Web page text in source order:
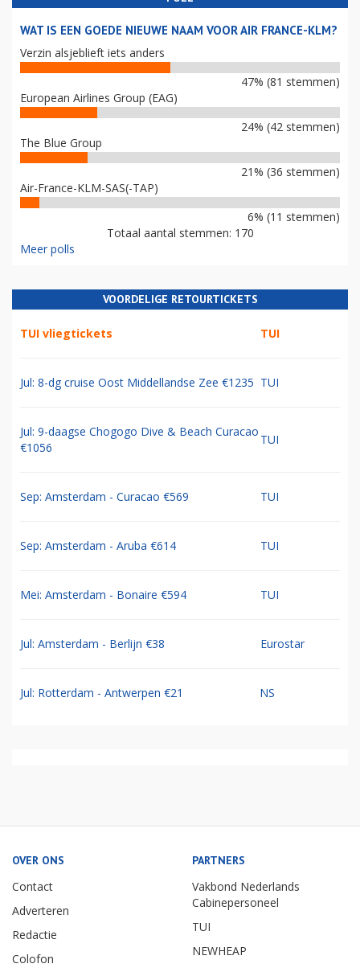
WAT IS EEN GOEDE NIEUWE NAAM VOOR AIR FRANCE-KLM?
Verzin alsjeblieft iets anders
47% (81 stemmen)
European Airlines Group (EAG)
24% (42 stemmen)
The Blue Group
21% (36 stemmen)
Air-France-KLM-SAS(-TAP)
6% (11 stemmen)
Totaal aantal stemmen: 170
Meer polls
VOORDELIGE RETOURTICKETS
TUI vliegtickets TUI
Jul: 8-dg cruise Oost Middellandse Zee €1235 TUI
Jul: 9-daagse Chogogo Dive & Beach Curacao
€1056
TUI
Sep: Amsterdam - Curacao €569 TUI
Sep: Amsterdam - Aruba €614 TUI
Mei: Amsterdam - Bonaire €594 TUI
Jul: Amsterdam - Berlijn €38 Eurostar
Jul: Rotterdam - Antwerpen €21 NS
OVER ONS
Contact
Adverteren
Redactie
Colofon
PARTNERS
Vakbond Nederlands
Cabinepersoneel
TUI
NEWHEAP